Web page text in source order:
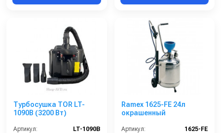
Турбосушка TOR LT-
1090B (3200 Вт)
Артикул:
LT-1090B
Ramex 1625-FE 24л
окрашенный
Артикул:
1625-FE